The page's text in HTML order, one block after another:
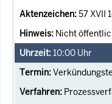
57 XVII
Nicht
10:00 Uhr